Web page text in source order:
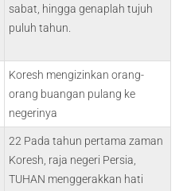
sabat, hingga genaplah tujuh
puluh tahun.
Koresh mengizinkan orang-
orang buangan pulang ke
negerinya
22 Pada tahun pertama zaman
Koresh, raja negeri Persia,
TUHAN menggerakkan hati